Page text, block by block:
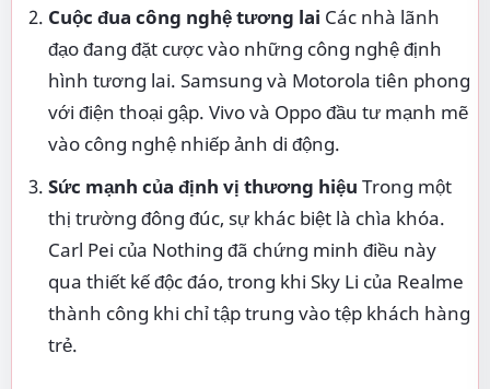
Cuộc đua công nghệ tương lai Các nhà lãnh
đạo đang đặt cược vào những công nghệ định
hình tương lai. Samsung và Motorola tiên phong
với điện thoại gập. Vivo và Oppo đầu tư mạnh mẽ
vào công nghệ nhiếp ảnh di động.
Sức mạnh của định vị thương hiệu Trong một
thị trường đông đúc, sự khác biệt là chìa khóa.
Carl Pei của Nothing đã chứng minh điều này
qua thiết kế độc đáo, trong khi Sky Li của Realme
thành công khi chỉ tập trung vào tệp khách hàng
trẻ.